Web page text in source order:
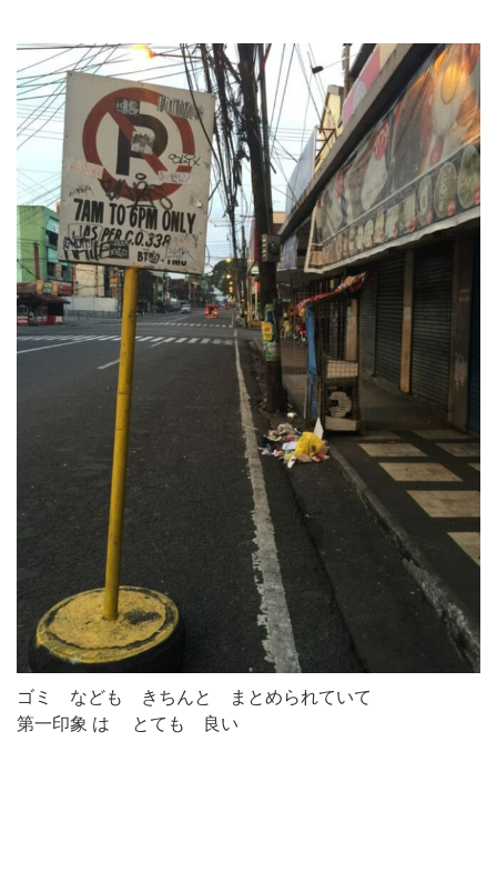
ゴミ なども きちんと まとめられていて
第一印象 は とても 良い